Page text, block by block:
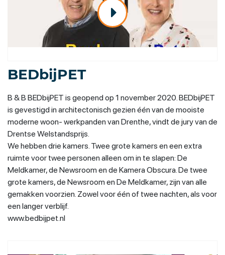
BEDbijPET
B & B BEDbijPET is geopend op 1 november 2020. BEDbijPET
is gevestigd in architectonisch gezien één van de mooiste
moderne woon- werkpanden van Drenthe, vindt de jury van de
Drentse Welstandsprijs.
We hebben drie kamers. Twee grote kamers en een extra
ruimte voor twee personen alleen om in te slapen: De
Meldkamer, de Newsroom en de Kamera Obscura. De twee
grote kamers, de Newsroom en De Meldkamer, zijn van alle
gemakken voorzien. Zowel voor één of twee nachten, als voor
een langer verblijf.
www.bedbijpet.nl